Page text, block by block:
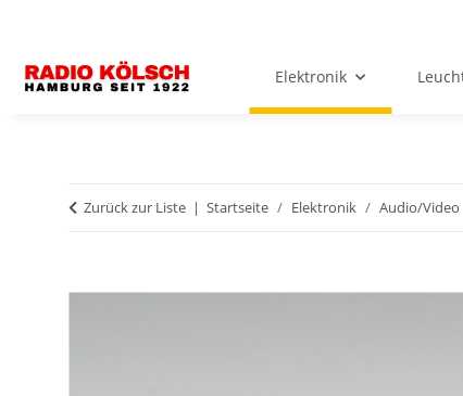
Elektronik
Zurück zur Liste Startseite Elektronik Audio/Video